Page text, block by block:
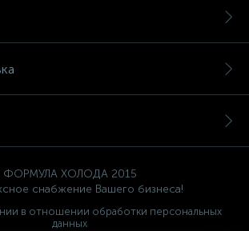
ФОРМУЛА ХОЛОДА 2015
снабжение Вашего бизнеса!
в отношении обработки персональных
данных